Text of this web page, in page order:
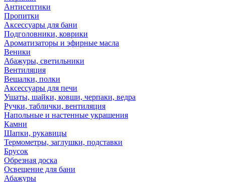
Антисептики
Пропитки
Аксессуары для бани
Подголовники, коврики
Ароматизаторы и эфирные масла
Веники
Абажуры, светильники
Вентиляция
Вешалки, полки
Аксессуары для печи
Ушаты, шайки, ковши, черпаки, ведра
Ручки, таблички, вентиляция
Напольные и настенные украшения
Камни
Шапки, рукавицы
Термометры, заглушки, подставки
Брусок
Обрезная доска
Освещение для бани
Абажуры